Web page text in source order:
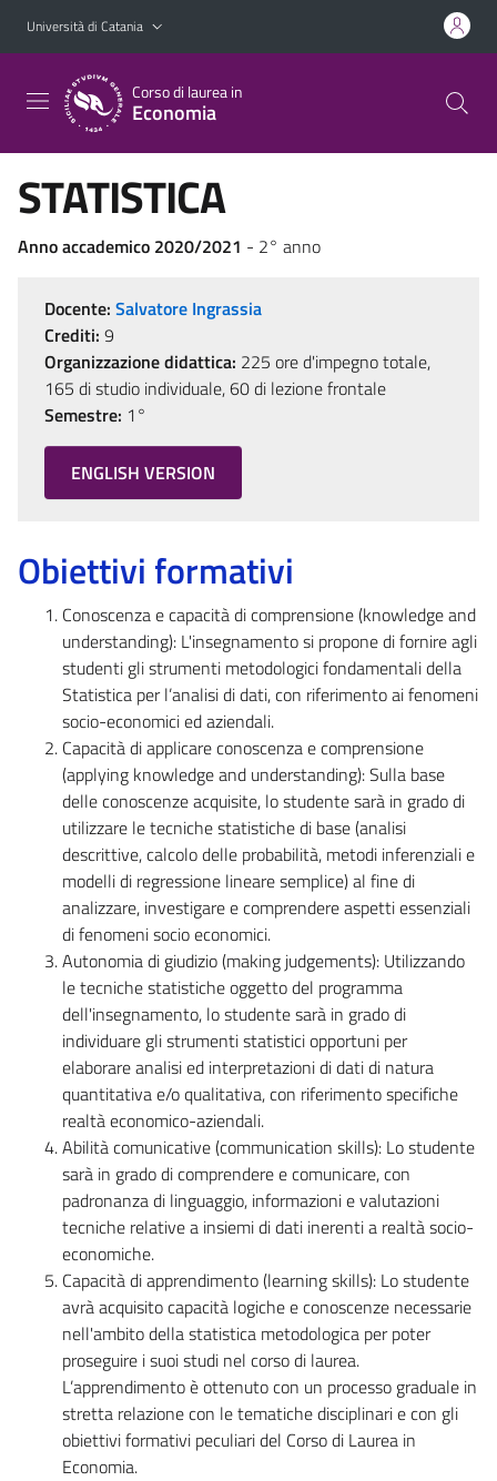
Vai al contenuto principale
Vai al menu di navigazione
Università di Catania
Corso di laurea in
Economia
STATISTICA
Anno accademico 2020/2021 - 2° anno
Docente: Salvatore Ingrassia
Crediti: 9
Organizzazione didattica: 225 ore d'impegno totale,
165 di studio individuale, 60 di lezione frontale
Semestre: 1°
ENGLISH VERSION
Obiettivi formativi
Conoscenza e capacità di comprensione (knowledge and
understanding): L'insegnamento si propone di fornire agli
studenti gli strumenti metodologici fondamentali della
Statistica per l’analisi di dati, con riferimento ai fenomeni
socio-economici ed aziendali.
Capacità di applicare conoscenza e comprensione
(applying knowledge and understanding): Sulla base
delle conoscenze acquisite, lo studente sarà in grado di
utilizzare le tecniche statistiche di base (analisi
descrittive, calcolo delle probabilità, metodi inferenziali e
modelli di regressione lineare semplice) al fine di
analizzare, investigare e comprendere aspetti essenziali
di fenomeni socio economici.
Autonomia di giudizio (making judgements): Utilizzando
le tecniche statistiche oggetto del programma
dell'insegnamento, lo studente sarà in grado di
individuare gli strumenti statistici opportuni per
elaborare analisi ed interpretazioni di dati di natura
quantitativa e/o qualitativa, con riferimento specifiche
realtà economico-aziendali.
Abilità comunicative (communication skills): Lo studente
sarà in grado di comprendere e comunicare, con
padronanza di linguaggio, informazioni e valutazioni
tecniche relative a insiemi di dati inerenti a realtà socio-
economiche.
Capacità di apprendimento (learning skills): Lo studente
avrà acquisito capacità logiche e conoscenze necessarie
nell'ambito della statistica metodologica per poter
proseguire i suoi studi nel corso di laurea.
L’apprendimento è ottenuto con un processo graduale in
stretta relazione con le tematiche disciplinari e con gli
obiettivi formativi peculiari del Corso di Laurea in
Economia.